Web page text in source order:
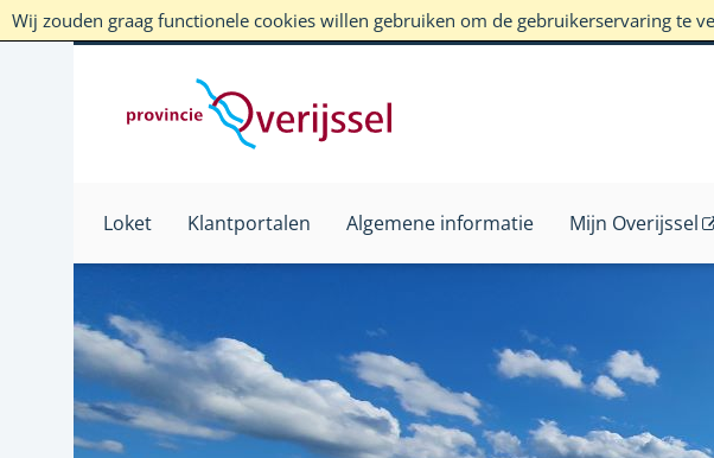
Wij zouden graag functionele cookies willen gebruiken om de gebruikerservaring te
Loket Klantportalen Algemene informatie Mijn Overijssel